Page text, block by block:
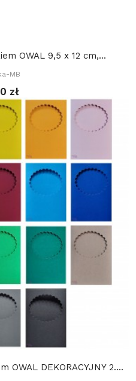
OWAL 9,5 x 12 cm,...
MB
zł
OWAL DEKORACYJNY 2....